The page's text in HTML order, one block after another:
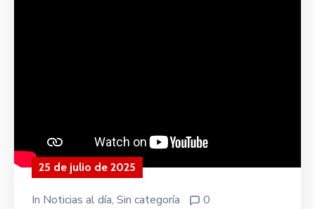
25 de julio de 2025
In Noticias al día‚ Sin categoría 0